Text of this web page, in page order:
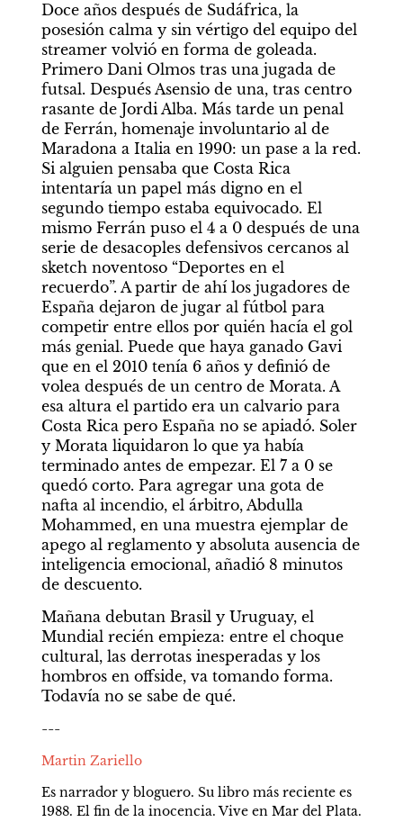
Doce años después de Sudáfrica, la
posesión calma y sin vértigo del equipo del
streamer volvió en forma de goleada.
Primero Dani Olmos tras una jugada de
futsal. Después Asensio de una, tras centro
rasante de Jordi Alba. Más tarde un penal
de Ferrán, homenaje involuntario al de
Maradona a Italia en 1990: un pase a la red.
Si alguien pensaba que Costa Rica
intentaría un papel más digno en el
segundo tiempo estaba equivocado. El
mismo Ferrán puso el 4 a 0 después de una
serie de desacoples defensivos cercanos al
sketch noventoso “Deportes en el
recuerdo”. A partir de ahí los jugadores de
España dejaron de jugar al fútbol para
competir entre ellos por quién hacía el gol
más genial. Puede que haya ganado Gavi
que en el 2010 tenía 6 años y definió de
volea después de un centro de Morata. A
esa altura el partido era un calvario para
Costa Rica pero España no se apiadó. Soler
y Morata liquidaron lo que ya había
terminado antes de empezar. El 7 a 0 se
quedó corto. Para agregar una gota de
nafta al incendio, el árbitro, Abdulla
Mohammed, en una muestra ejemplar de
apego al reglamento y absoluta ausencia de
inteligencia emocional, añadió 8 minutos
de descuento.
Mañana debutan Brasil y Uruguay, el
Mundial recién empieza: entre el choque
cultural, las derrotas inesperadas y los
hombros en offside, va tomando forma.
Todavía no se sabe de qué.
---
Martin Zariello
Es narrador y bloguero. Su libro más reciente es
1988. El fin de la inocencia. Vive en Mar del Plata.